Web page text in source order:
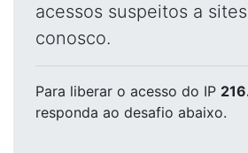
acessos suspeitos a
conosco.
Para liberar o acesso do IP
responda ao desafio abaixo.